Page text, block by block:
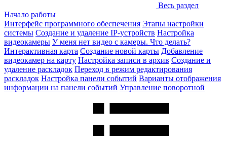
Весь раздел
Начало работы
Интерфейс программного обеспечения Этапы настройки
системы Создание и удаление IP-устройств Настройка
видеокамеры У меня нет видео с камеры. Что делать?
Интерактивная карта Создание новой карты Добавление
видеокамер на карту Настройка записи в архив Создание и
удаление раскладок Переход в режим редактирования
раскладок Настройка панели событий Варианты отображения
информации на панели событий Управление поворотной